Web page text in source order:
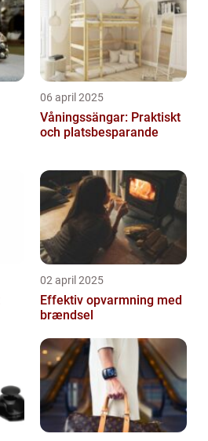
06 april 2025
Våningssängar: Praktiskt
och platsbesparande
02 april 2025
Effektiv opvarmning med
brændsel